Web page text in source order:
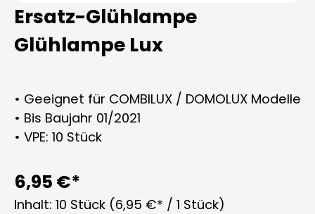
Ersatz-Glühlampe
Glühlampe Lux
• Geeignet für COMBILUX / DOMOLUX Modelle
• Bis Baujahr 01/2021
• VPE: 10 Stück
6,95 €*
Inhalt: 10 Stück (6,95 €* / 1 Stück)